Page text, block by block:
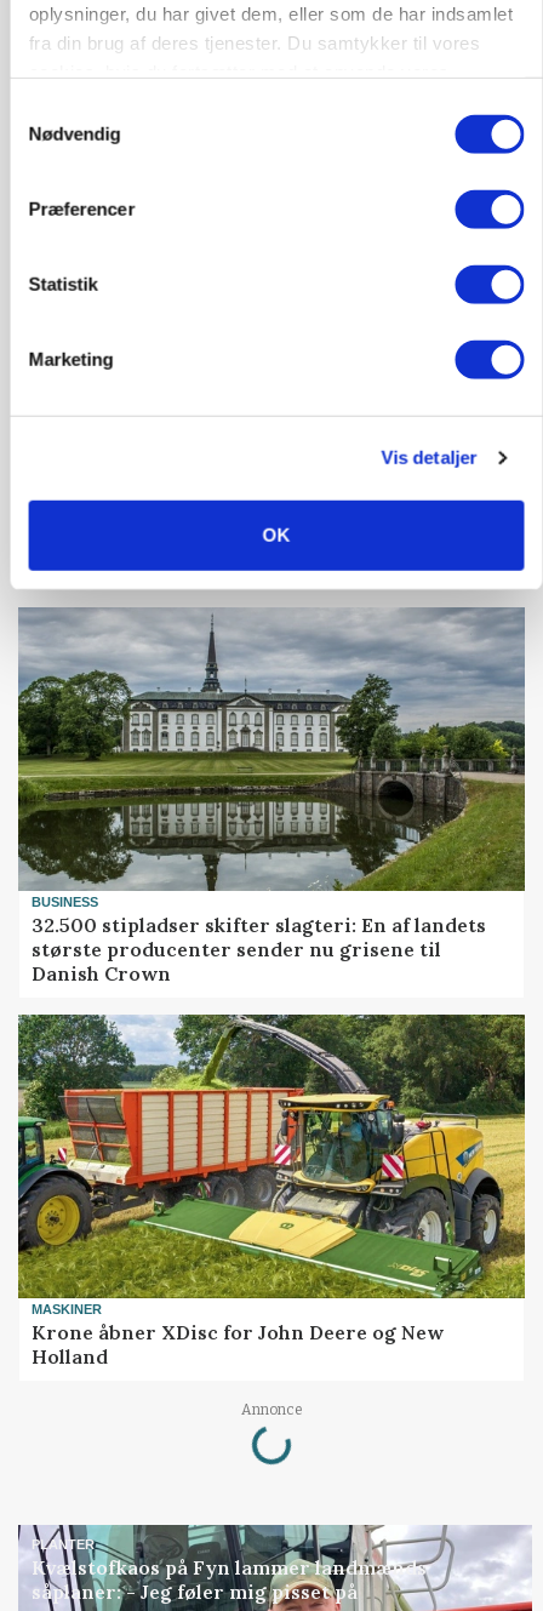
oplysninger, du har givet dem, eller som de har indsamlet
fra din brug af deres tjenester. Du samtykker til vores
Nødvendig
Præferencer
Statistik
Marketing
Vis detaljer
OK
Annonce
Grisenoteringen står stille
BUSINESS
32.500 stipladser skifter slagteri: En af landets
største producenter sender nu grisene til
Danish Crown
MASKINER
Krone åbner XDisc for John Deere og New
Holland
Annonce
Loading...
PLANTER
Kvælstofkaos på Fyn lammer landmænds
såplaner: - Jeg føler mig pisset på